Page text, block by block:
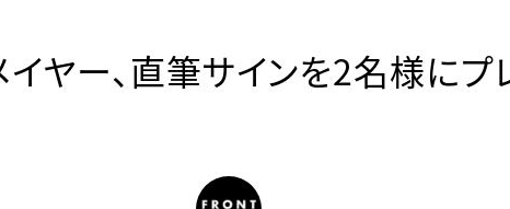
イヤー、直筆サインを2名様にプ